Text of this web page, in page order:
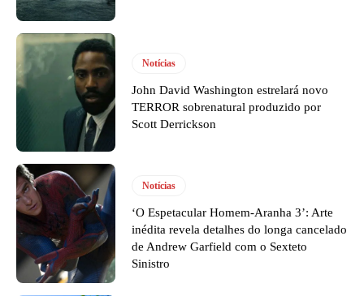
Notícias
John David Washington estrelará novo
TERROR sobrenatural produzido por
Scott Derrickson
Notícias
‘O Espetacular Homem-Aranha 3’: Arte
inédita revela detalhes do longa cancelado
de Andrew Garfield com o Sexteto
Sinistro